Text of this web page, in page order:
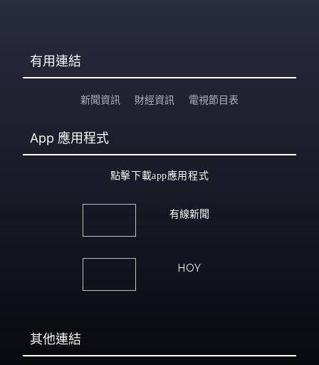
有用連結
新聞資訊 財經資訊 電視節目表
App 應用程式
點擊下載app應用程式
有線新聞
HOY
其他連結